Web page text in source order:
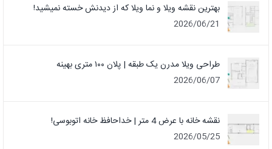
بهترین نقشه ویلا و نما ویلا که از دیدنش خسته نمیشید!
2026/06/21
طراحی ویلا مدرن یک‌ طبقه | پلان ۱۰۰ متری بهینه
2026/06/07
نقشه خانه با عرض 4 متر | خداحافظ خانه‌ اتوبوسی!
2026/05/25